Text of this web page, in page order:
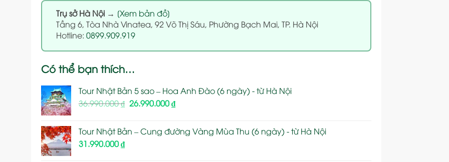
Trụ sở Hà Nội→ [Xem bản đồ]
Tầng 6, Tòa Nhà Vinatea, 92 Võ Thị Sáu, Phường Bạch Mai, TP. Hà Nội
Hotline: 0899.909.919
Có thể bạn thích…
Tour Nhật Bản 5 sao – Hoa Anh Đào (6 ngày) - từ Hà Nội
36.990.000₫ Giá
36.990.000 ₫.
26.990.000₫Giá
là:
Tour Nhật Bản – Cung đường Vàng Mùa Thu (6 ngày) - từ Hà Nội
31.990.000₫